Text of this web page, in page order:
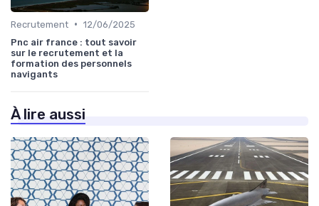
Recrutement • 12/06/2025
Pnc air france : tout savoir
sur le recrutement et la
formation des personnels
navigants
À lire aussi